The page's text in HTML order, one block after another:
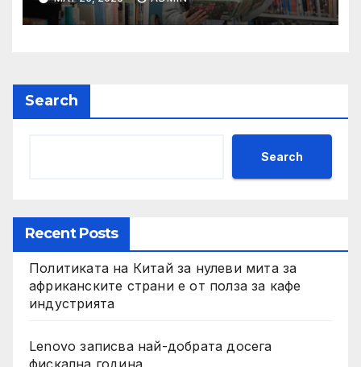
на YCIS отваря врати към
престижни университети
Search
Search
Recent Posts
Политиката на Китай за нулеви мита за
африканските страни е от полза за кафе
индустрията
Lenovo записва най-добрата досега